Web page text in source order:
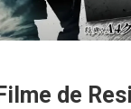
de